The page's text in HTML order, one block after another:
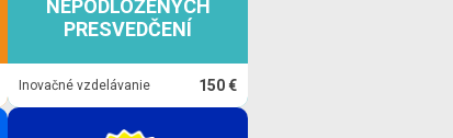
NEPODLOŽENÝCH
PRESVEDČENÍ
Inovačné vzdelávanie 150 €